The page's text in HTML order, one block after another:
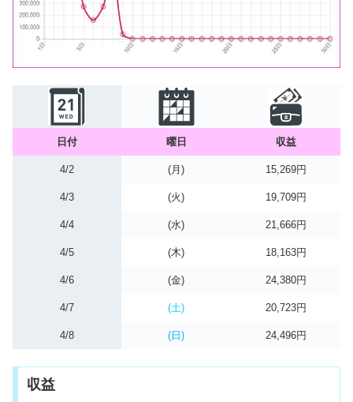
日付 曜日 収益
4/2 (月) 15,269円
4/3 (火) 19,709円
4/4 (水) 21,666円
4/5 (木) 18,163円
4/6 (金) 24,380円
4/7 (土) 20,723円
4/8 (日) 24,496円
収益